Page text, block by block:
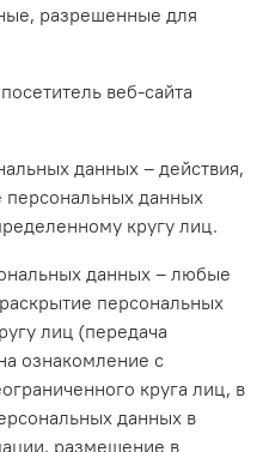
разрешенные для
веб-сайта
данных – действия,
персональных данных
кругу лиц.
данных – любые
персональных
лиц (передача
ознакомление с
круга лиц, в
данных в
размещение в